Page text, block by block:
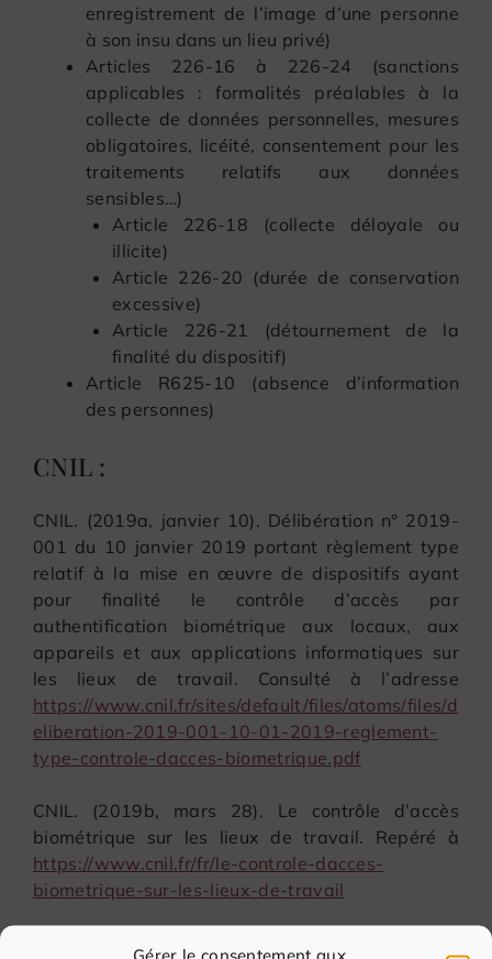
Gérer le consentement aux
enregistrement de l’image d’une personne
à son insu dans un lieu privé)
Articles 226-16 à 226-24 (sanctions
applicables : formalités préalables à la
collecte de données personnelles, mesures
obligatoires, licéité, consentement pour les
traitements relatifs aux données
sensibles…)
Article 226-18 (collecte déloyale ou
illicite)
Article 226-20 (durée de conservation
excessive)
Article 226-21 (détournement de la
finalité du dispositif)
Article R625-10 (absence d’information
des personnes)
CNIL :
CNIL. (2019a, janvier 10). Délibération n° 2019-
001 du 10 janvier 2019 portant règlement type
relatif à la mise en œuvre de dispositifs ayant
pour finalité le contrôle d’accès par
authentification biométrique aux locaux, aux
appareils et aux applications informatiques sur
les lieux de travail. Consulté à l’adresse
https://www.cnil.fr/sites/default/files/atoms/files/d
eliberation-2019-001-10-01-2019-reglement-
type-controle-dacces-biometrique.pdf
CNIL. (2019b, mars 28). Le contrôle d’accès
biométrique sur les lieux de travail. Repéré à
https://www.cnil.fr/fr/le-controle-dacces-
biometrique-sur-les-lieux-de-travail